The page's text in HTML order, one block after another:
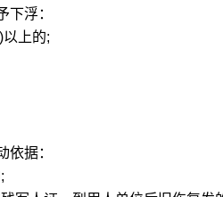
浮：
上的;
据：